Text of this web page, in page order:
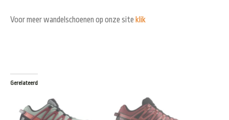
Voor meer wandelschoenen op onze site klik
Gerelateerd